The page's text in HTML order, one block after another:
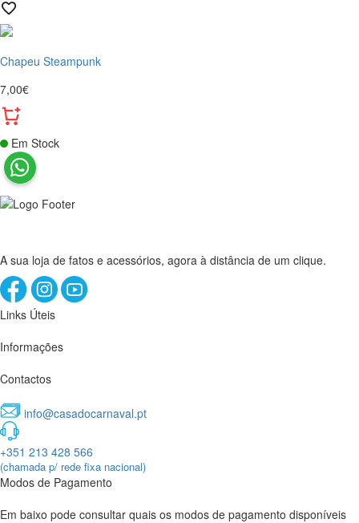
Chapeu Steampunk
7,00€
Em Stock
A sua loja de fatos e acessórios, agora à distância de um clique.
Links Úteis
Informações
Contactos
info@casadocarnaval.pt
+351 213 428 566
(chamada p/ rede fixa nacional)
Modos de Pagamento
Em baixo pode consultar quais os modos de pagamento disponíveis